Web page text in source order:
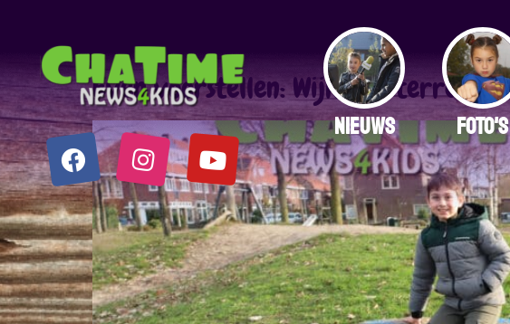
NIEUWS FOTO'S
Auteur: satdesign
Even voorstellen: WijkminiSterren